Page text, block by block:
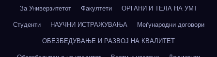
За Универзитетот
Факултети ОРГАНИ И ТЕЛА НА УМТ
Студенти НАУЧНИ ИСТРАЖУВАЊА Меѓународни договори
ОБЕЗБЕДУВАЊЕ И РАЗВОЈ НА КВАЛИТЕТ